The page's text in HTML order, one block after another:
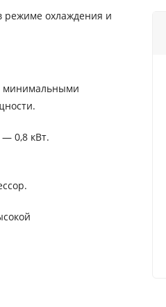
режиме охлаждения и
минимальными
0,8 кВт.